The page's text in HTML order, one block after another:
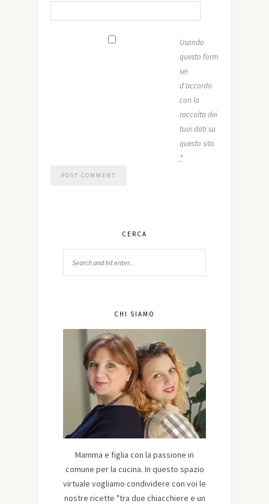
Usando
questo form
sei
d'accordo
con la
raccolta dei
tuoi dati su
questo sito
*
CERCA
CHI SIAMO
Mamma e figlia con la passione in
comune per la cucina. In questo spazio
virtuale vogliamo condividere con voi le
nostre ricette "tra due chiacchiere e un